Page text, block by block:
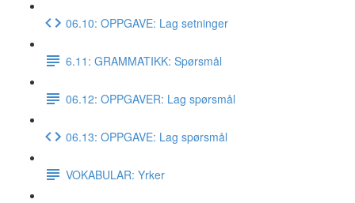
06.10: OPPGAVE: Lag setninger
6.11: GRAMMATIKK: Spørsmål
06.12: OPPGAVER: Lag spørsmål
06.13: OPPGAVE: Lag spørsmål
VOKABULAR: Yrker